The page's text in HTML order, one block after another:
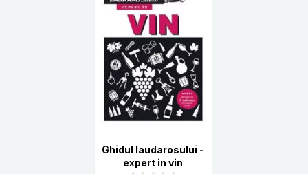
Ghidul laudarosului -
expert in vin